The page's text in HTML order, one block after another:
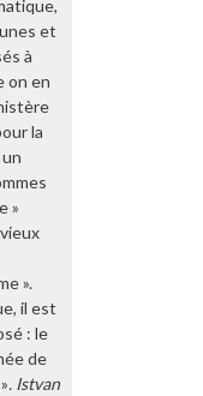
et
à
on en
la
»
».
il est
: le
de
. Istvan